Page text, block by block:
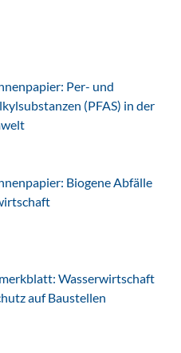
Per- und
(PFAS) in der
Biogene Abfälle
Wasserwirtschaft
auf Baustellen